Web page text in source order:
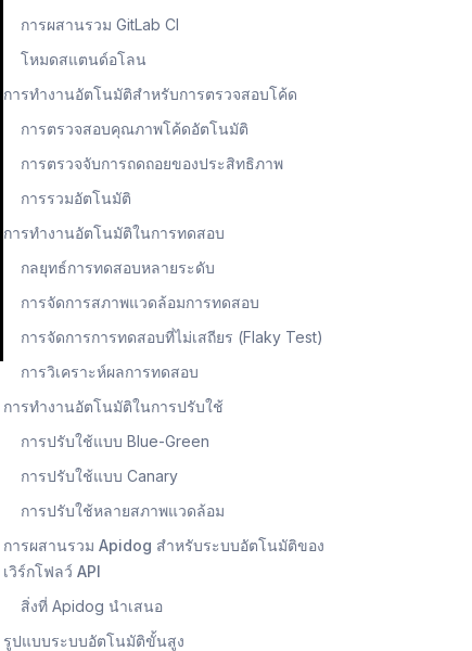
การผสานรวม GitLab CI
โหมดสแตนด์อโลน
การทำงานอัตโนมัติสำหรับการตรวจสอบโค้ด
การตรวจสอบคุณภาพโค้ดอัตโนมัติ
การตรวจจับการถดถอยของประสิทธิภาพ
การรวมอัตโนมัติ
การทำงานอัตโนมัติในการทดสอบ
กลยุทธ์การทดสอบหลายระดับ
การจัดการสภาพแวดล้อมการทดสอบ
การจัดการการทดสอบที่ไม่เสถียร (Flaky Test)
การวิเคราะห์ผลการทดสอบ
การทำงานอัตโนมัติในการปรับใช้
การปรับใช้แบบ Blue-Green
การปรับใช้แบบ Canary
การปรับใช้หลายสภาพแวดล้อม
การผสานรวม Apidog สำหรับระบบอัตโนมัติของ
เวิร์กโฟลว์ API
สิ่งที่ Apidog นำเสนอ
รูปแบบระบบอัตโนมัติขั้นสูง